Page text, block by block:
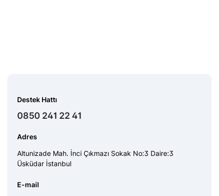
Destek Hattı
0850 241 22 41
Adres
Altunizade Mah. İnci Çıkmazı Sokak No:3 Daire:3
Üsküdar İstanbul
E-mail